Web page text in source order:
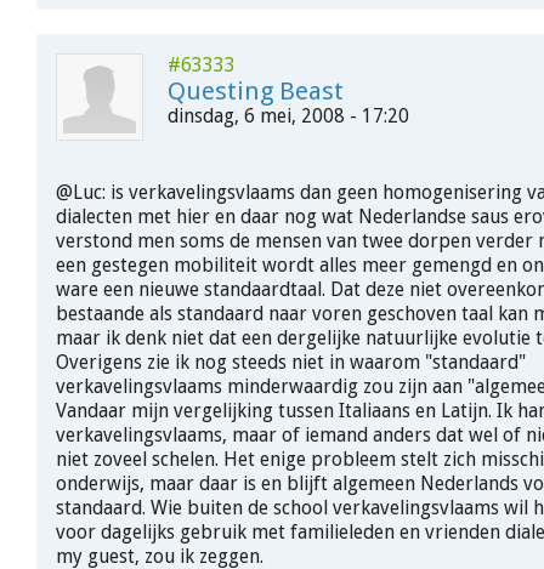
#63333
Questing Beast
dinsdag, 6 mei, 2008 - 17:20
@Luc: is verkavelingsvlaams dan geen homogenisering
dialecten met hier en daar nog wat Nederlandse saus
verstond men soms de mensen van twee dorpen verder
een gestegen mobiliteit wordt alles meer gemengd en
ware een nieuwe standaardtaal. Dat deze niet
bestaande als standaard naar voren geschoven taal kan
maar ik denk niet dat een dergelijke natuurlijke evolutie
Overigens zie ik nog steeds niet in waarom "standaard"
verkavelingsvlaams minderwaardig zou zijn aan
Vandaar mijn vergelijking tussen Italiaans en Latijn. Ik
verkavelingsvlaams, maar of iemand anders dat wel of
niet zoveel schelen. Het enige probleem stelt zich
onderwijs, maar daar is en blijft algemeen Nederlands
standaard. Wie buiten de school verkavelingsvlaams wil
voor dagelijks gebruik met familieleden en vrienden
my guest, zou ik zeggen.